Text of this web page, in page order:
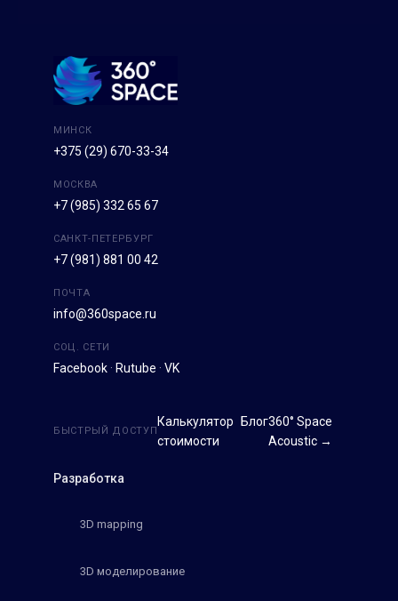
МИНСК
+375 (29) 670-33-34
МОСКВА
+7 (985) 332 65 67
САНКТ-ПЕТЕРБУРГ
+7 (981) 881 00 42
ПОЧТА
info@360space.ru
СОЦ. СЕТИ
Facebook · Rutube · VK
Разработка
3D mapping
3D моделирование
БЫСТРЫЙ ДОСТУП
Калькулятор
стоимости
Блог360° Space
Acoustic →